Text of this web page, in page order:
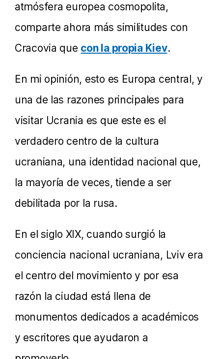
atmósfera europea cosmopolita,
comparte ahora más similitudes con
Cracovia que con la propia Kiev.
En mi opinión, esto es Europa central, y
una de las razones principales para
visitar Ucrania es que este es el
verdadero centro de la cultura
ucraniana, una identidad nacional que,
la mayoría de veces, tiende a ser
debilitada por la rusa.
En el siglo XIX, cuando surgió la
conciencia nacional ucraniana, Lviv era
el centro del movimiento y por esa
razón la ciudad está llena de
monumentos dedicados a académicos
y escritores que ayudaron a